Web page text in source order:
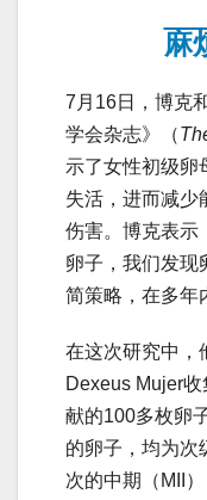
麻
7月16日，博克
学会杂志》（
示了女性初级卵
失活，进而减少
伤害。博克表示
卵子，我们发现
简策略，在多年
在这次研究中，
Dexeus Mujer
献的100多枚卵
的卵子，均为次
次的中期（MII